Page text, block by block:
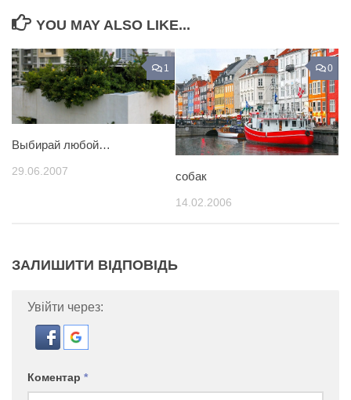
YOU MAY ALSO LIKE...
1
Выбирай любой…
29.06.2007
0
собак
14.02.2006
ЗАЛИШИТИ ВІДПОВІДЬ
Увійти через:
Коментар *